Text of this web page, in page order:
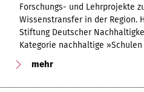
Forschungs- und Lehrprojekte
Wissenstransfer in der Region.
Stiftung Deutscher
Kategorie nachhaltige
mehr